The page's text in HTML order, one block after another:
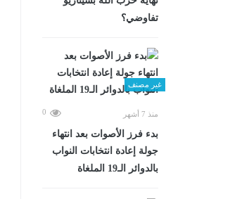
تفاوضي؟
غير مصنف
منذ 7 أشهر 0
بدء فرز الأصوات بعد انتهاء
جولة إعادة انتخابات النواب
بالدوائر الـ19 الملغاة